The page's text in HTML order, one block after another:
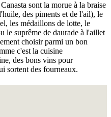
sont la morue à la braise
des piments et de l'ail), le
les médaillons de lotte, le
le suprême de daurade à l'aillet
choisir parmi un bon
c'est la cuisine
des bons vins pour
sortent des fourneaux.